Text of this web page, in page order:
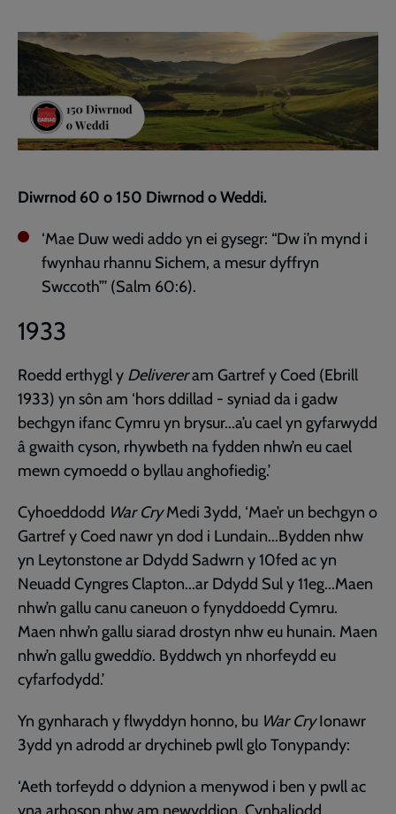
Diwrnod 60 o 150 Diwrnod o Weddi.
‘Mae Duw wedi addo yn ei gysegr: “Dw i’n mynd i
fwynhau rhannu Sichem, a mesur dyffryn
Swccoth”’ (Salm 60:6).
1933
Roedd erthygl y Delivereram Gartref y Coed (Ebrill
1933) yn sôn am ‘hors ddillad - syniad da i gadw
bechgyn ifanc Cymru yn brysur...a’u cael yn gyfarwydd
â gwaith cyson, rhywbeth na fydden nhw’n eu cael
mewn cymoedd o byllau anghofiedig.’
Cyhoeddodd War CryMedi 3ydd, ‘Mae’r un bechgyn o
Gartref y Coed nawr yn dod i Lundain...Bydden nhw
yn Leytonstone ar Ddydd Sadwrn y 10fed ac yn
Neuadd Cyngres Clapton...ar Ddydd Sul y 11eg...Maen
nhw’n gallu canu caneuon o fynyddoedd Cymru.
Maen nhw’n gallu siarad drostyn nhw eu hunain. Maen
nhw’n gallu gweddïo. Byddwch yn nhorfeydd eu
cyfarfodydd.’
Yn gynharach y flwyddyn honno, bu War CryIonawr
3ydd yn adrodd ar drychineb pwll glo Tonypandy:
‘Aeth torfeydd o ddynion a menywod i ben y pwll ac